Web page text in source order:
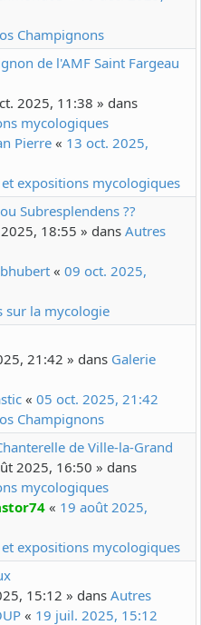
Champignons
de l'AMF Saint Fargeau
2025, 11:38 » dans
mycologiques
Pierre « 13 oct. 2025,
et expositions mycologiques
Subresplendens ??
18:55 » dansAutres
« 09 oct. 2025,
sur la mycologie
21:42 » dans Galerie
« 05 oct. 2025, 21:42
Champignons
de Ville-la-Grand
2025, 16:50 » dans
mycologiques
« 19 août 2025,
et expositions mycologiques
15:12 » dans Autres
« 19 juil. 2025, 15:12